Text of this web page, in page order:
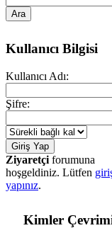
Kullanıcı Bilgisi
Kullanıcı Adı:
Şifre:
Ziyaretçi forumuna
hoşgeldiniz. Lütfen
yapınız.
Kimler